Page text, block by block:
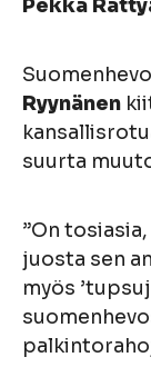
Pekka
Ryynänen
suurta
”On
juosta sen
myös